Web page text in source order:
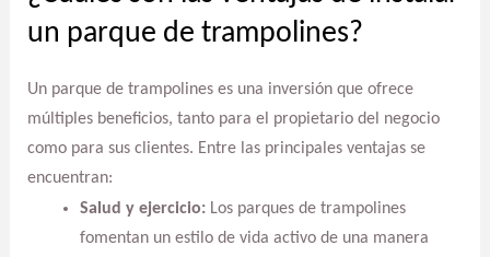
un parque de trampolines?
Un parque de trampolines es una inversión que ofrece
múltiples beneficios, tanto para el propietario del negocio
como para sus clientes. Entre las principales ventajas se
encuentran:
Salud y ejercicio:Los parques de trampolines
fomentan un estilo de vida activo de una manera